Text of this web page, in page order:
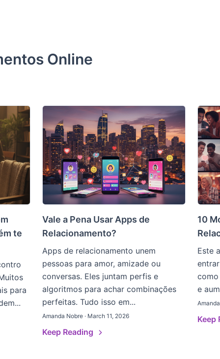
Online
te
para
Vale a Pena Usar Apps de
Relacionamento?
Apps de relacionamento unem
pessoas para amor, amizade ou
conversas. Eles juntam perfis e
algoritmos para achar combinações
perfeitas. Tudo isso em...
Amanda Nobre · March 11, 2026
Keep Reading
10
Este
como
e
Keep